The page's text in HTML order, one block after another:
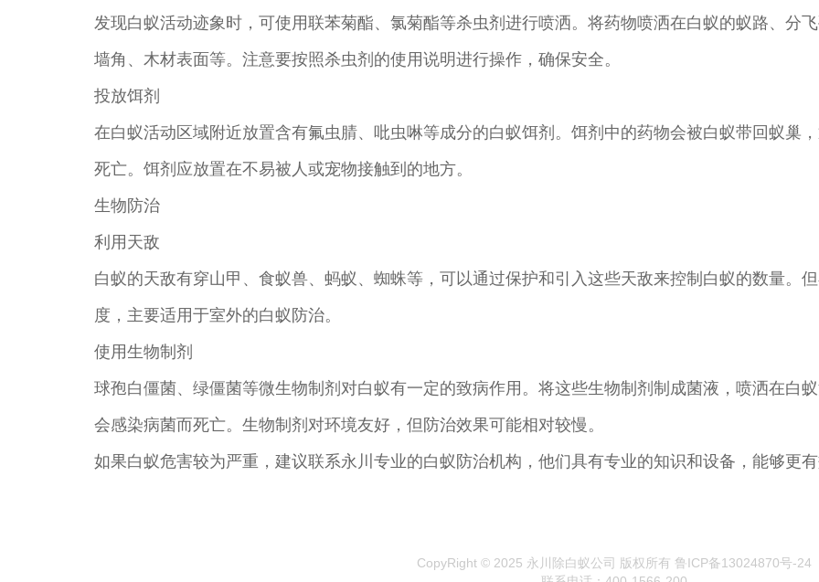
发现白蚁活动迹象时，可使用联苯菊酯、氯菊酯等杀虫剂进行喷洒。将药物喷洒在白蚁的蚁路、分
墙角、木材表面等。注意要按照杀虫剂的使用说明进行操作，确保安全。
投放饵剂
在白蚁活动区域附近放置含有氟虫腈、吡虫啉等成分的白蚁饵剂。饵剂中的药物会被白蚁带回蚁巢
死亡。饵剂应放置在不易被人或宠物接触到的地方。
生物防治
利用天敌
白蚁的天敌有穿山甲、食蚁兽、蚂蚁、蜘蛛等，可以通过保护和引入这些天敌来控制白蚁的数量。
度，主要适用于室外的白蚁防治。
使用生物制剂
球孢白僵菌、绿僵菌等微生物制剂对白蚁有一定的致病作用。将这些生物制剂制成菌液，喷洒在白
会感染病菌而死亡。生物制剂对环境友好，但防治效果可能相对较慢。
如果白蚁危害较为严重，建议联系永川专业的白蚁防治机构，他们具有专业的知识和设备，能够更有
CopyRight © 2025 永川除白蚁公司 版权所有 鲁ICP备13024870号-24